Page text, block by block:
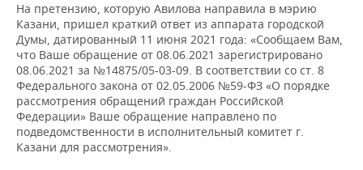
На претензию, которую Авилова направила в мэрию
Казани, пришел краткий ответ из аппарата городской
Думы, датированный 11 июня 2021 года: «Сообщаем Вам,
что Ваше обращение от 08.06.2021 зарегистрировано
08.06.2021 за №14875/05-03-09. В соответствии со ст. 8
Федерального закона от 02.05.2006 №59-ФЗ «О порядке
рассмотрения обращений граждан Российской
Федерации» Ваше обращение направлено по
подведомственности в исполнительный комитет г.
Казани для рассмотрения».